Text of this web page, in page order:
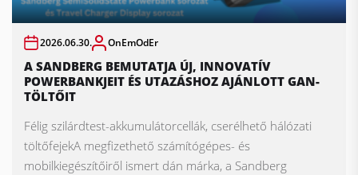
2026.06.30. OnEmOdEr
A SANDBERG BEMUTATJA ÚJ, INNOVATÍV
POWERBANKJEIT ÉS UTAZÁSHOZ AJÁNLOTT GAN-
TÖLTŐIT
Félig szilárdtest-akkumulátorcellák, cserélhető hálózati
töltőfejekA megfizethető számítógépes- és
mobilkiegészítőiről ismert dán márka, a Sandberg